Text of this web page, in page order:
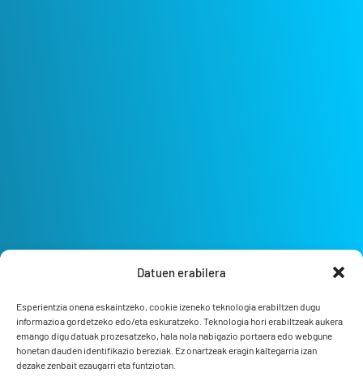
Datuen erabilera
Esperientzia onena eskaintzeko, cookie izeneko teknologia erabiltzen dugu
informazioa gordetzeko edo/eta eskuratzeko. Teknologia hori erabiltzeak aukera
emango digu datuak prozesatzeko, hala nola nabigazio portaera edo webgune
honetan dauden identifikazio bereziak. Ez onartzeak eragin kaltegarria izan
dezake zenbait ezaugarri eta funtziotan.